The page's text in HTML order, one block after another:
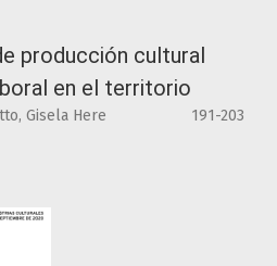
producción cultural
en el territorio
Gisela Here 191-203